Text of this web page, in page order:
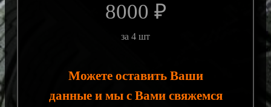
8000 ₽
за 4 шт
Можете оставить Ваши
данные и мы с Вами свяжемся